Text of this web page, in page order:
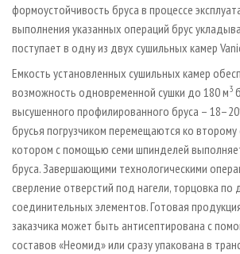
формоустойчивость бруса в процессе
выполнения указанных операций брус
поступает в одну из двух сушильных камер
Емкость установленных сушильных камер
возможность одновременной сушки до 180 м3
высушенного профилированного бруса –
брусья погрузчиком перемещаются ко второму
котором с помощью семи шпинделей
бруса. Завершающими технологическими
сверление отверстий под нагели, торцовка по
соединительных элементов. Готовая
заказчика может быть антисептирована с
составов «Неомид» или сразу упакована в